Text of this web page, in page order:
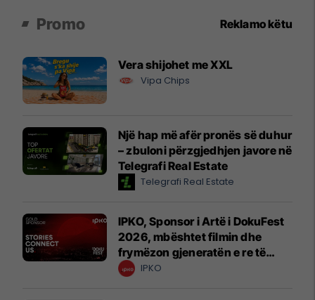
Promo Reklamo këtu
Vera shijohet me XXL
Vipa Chips
Një hap më afër pronës së duhur
– zbuloni përzgjedhjen javore në
Telegrafi Real Estate
Telegrafi Real Estate
IPKO, Sponsor i Artë i DokuFest
2026, mbështet filmin dhe
frymëzon gjeneratën e re të
krijuesve
IPKO